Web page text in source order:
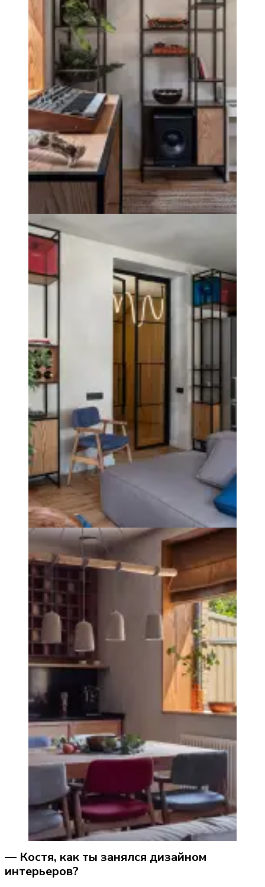
— Костя, как ты занялся дизайном
интерьеров?